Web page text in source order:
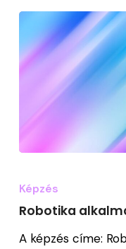
alkalmazások
az
Képzés
Robotika
A képzés címe: